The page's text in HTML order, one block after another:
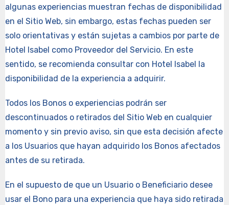
algunas experiencias muestran fechas de disponibilidad
en el Sitio Web, sin embargo, estas fechas pueden ser
solo orientativas y están sujetas a cambios por parte de
Hotel Isabel como Proveedor del Servicio. En este
sentido, se recomienda consultar con Hotel Isabel la
disponibilidad de la experiencia a adquirir.
Todos los Bonos o experiencias podrán ser
descontinuados o retirados del Sitio Web en cualquier
momento y sin previo aviso, sin que esta decisión afecte
a los Usuarios que hayan adquirido los Bonos afectados
antes de su retirada.
En el supuesto de que un Usuario o Beneficiario desee
usar el Bono para una experiencia que haya sido retirada